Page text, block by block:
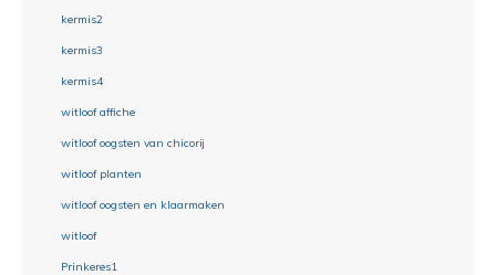
kermis2
kermis3
kermis4
witloof affiche
witloof oogsten van chicorij
witloof planten
witloof oogsten en klaarmaken
witloof
Prinkeres1